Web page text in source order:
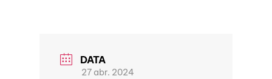
DATA
27 abr. 2024